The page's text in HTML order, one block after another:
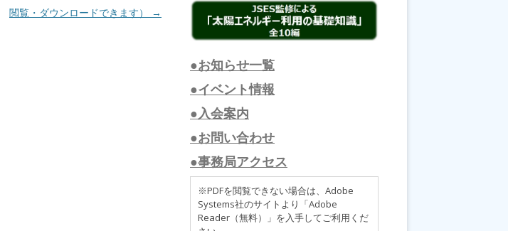
閲覧・ダウンロードできます）
→
●お知らせ一覧
●イベント情報
●入会案内
●お問い合わせ
●事務局アクセス
※PDFを閲覧できない場合は、Adobe
Systems社のサイトより「Adobe
Reader（無料）」を入手してご利用くだ